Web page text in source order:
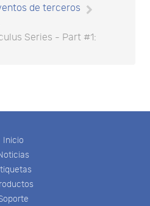
de terceros
Series - Part #1:
Inicio